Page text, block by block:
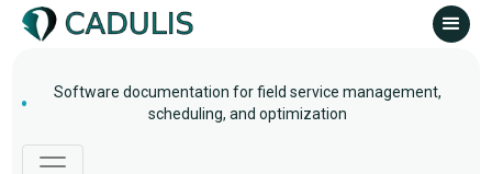
Software documentation for field service management,
scheduling, and optimization